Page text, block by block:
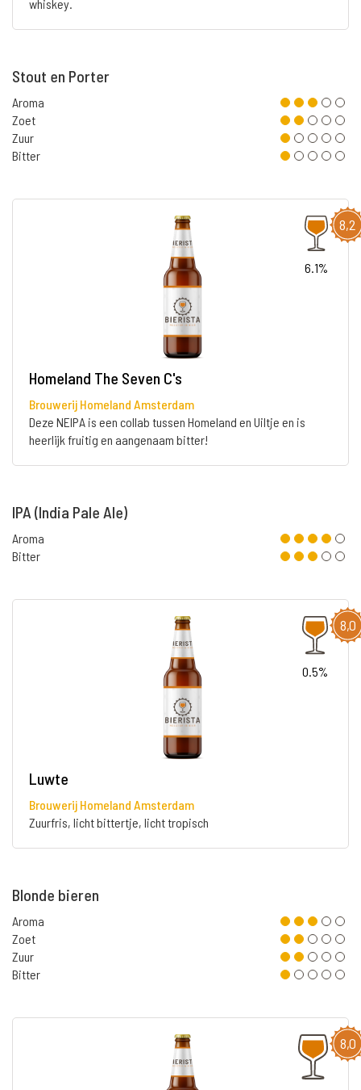
whiskey.
Stout en Porter
Aroma
Zoet
Zuur
Bitter
8,2
6.1%
Homeland The Seven C's
Brouwerij Homeland Amsterdam
Deze NEIPA is een collab tussen Homeland en Uiltje en is
heerlijk fruitig en aangenaam bitter!
IPA (India Pale Ale)
Aroma
Bitter
8,0
0.5%
Luwte
Brouwerij Homeland Amsterdam
Zuurfris, licht bittertje, licht tropisch
Blonde bieren
Aroma
Zoet
Zuur
Bitter
8,0